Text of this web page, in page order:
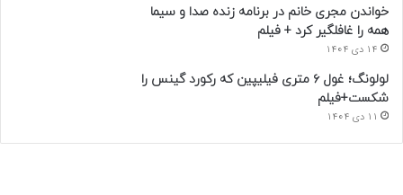
خواندن مجری خانم در برنامه زنده صدا و سیما
همه را غافلگیر کرد + فیلم
14 دی 1404
لولونگ؛ غول ۶ متری فیلیپین که رکورد گینس را
شکست+فیلم
11 دی 1404